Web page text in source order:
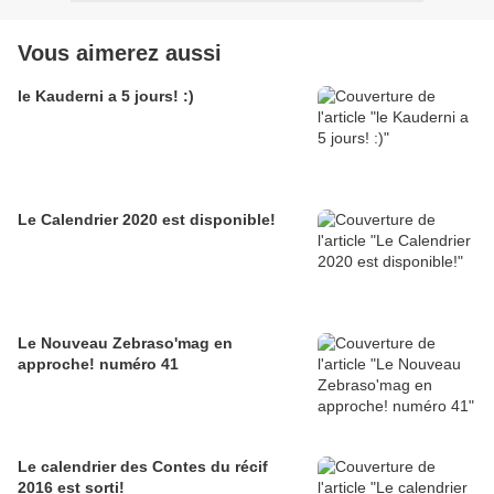
Vous aimerez aussi
le Kauderni a 5 jours! :)
Le Calendrier 2020 est disponible!
Le Nouveau Zebraso'mag en
approche! numéro 41
Le calendrier des Contes du récif
2016 est sorti!